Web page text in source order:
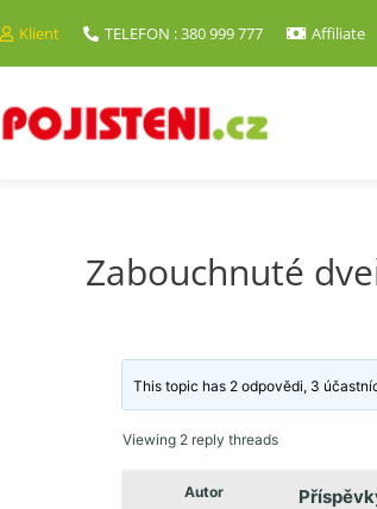
Klient TELEFON : 380 999 777 Affiliate
Zabouchnuté
This topic has 2 odpovědi, 3
Viewing 2 reply threads
Autor